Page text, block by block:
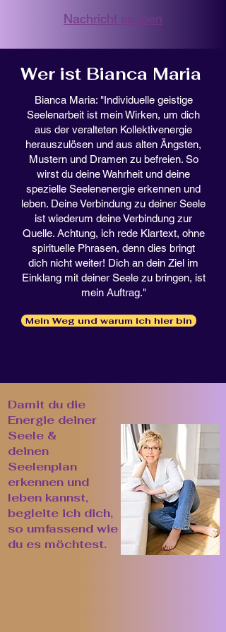
Seele. Kommuniziere aktiv mit deiner
Herzenswünsche.
"Ich sehe das Universum in dir,
das noch nicht geboren wurde."
Bianca Maria Raven
Video lädt ...
Raus aus dem spirituellen
Nachricht senden
Wer ist Bianca Maria
Bianca Maria: "Individuelle geistige
Seelenarbeit ist mein Wirken, um dich
aus der veralteten Kollektivenergie
herauszulösen und aus alten Ängsten,
Mustern und Dramen zu befreien. So
wirst du deine Wahrheit und deine
spezielle Seelenenergie erkennen und
leben. Deine Verbindung zu deiner Seele
ist wiederum deine Verbindung zur
Quelle. Achtung, ich rede Klartext, ohne
spirituelle Phrasen, denn dies bringt
dich nicht weiter! Dich an dein Ziel im
Einklang mit deiner Seele zu bringen, ist
mein Auftrag."
Mein Weg und warum ich hier bin
Damit du die
Energie deiner
Seele &
deinen
Seelenplan
erkennen und
leben kannst,
begleite ich dich,
so umfassend wie
du es möchtest.